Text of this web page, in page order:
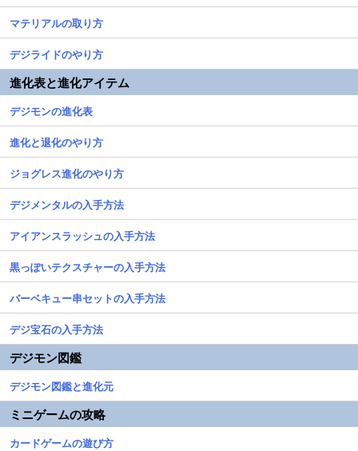
マテリアルの取り方
デジライドのやり方
進化表と進化アイテム
デジモンの進化表
進化と退化のやり方
ジョグレス進化のやり方
デジメンタルの入手方法
アイアンスラッシュの入手方法
黒っぽいテクスチャーの入手方法
バーベキュー串セットの入手方法
デジ宝石の入手方法
デジモン図鑑
デジモン図鑑と進化元
ミニゲームの攻略
カードゲームの遊び方